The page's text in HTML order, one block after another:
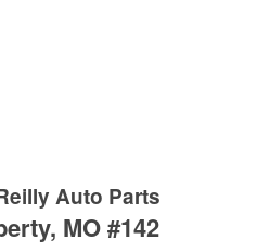
Auto Parts
MO #142